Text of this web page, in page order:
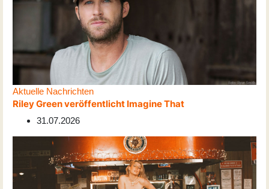
Aktuelle Nachrichten
Riley Green veröffentlicht Imagine That
31.07.2026